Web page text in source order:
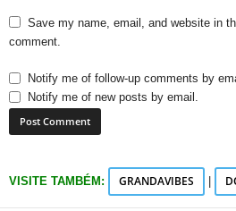
Save my name, email, and website in
comment.
Notify me of follow-up comments by
Notify me of new posts by email.
VISITE TAMBÉM: GRANDAVIBES